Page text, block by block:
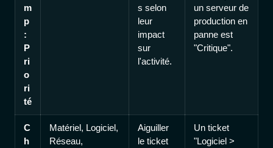
m
p
:
P
ri
o
ri
té
s selon
leur
impact
sur
l'activité.
un serveur de
production en
panne est
"Critique".
C
h
Matériel, Logiciel,
Réseau,
Aiguiller
le ticket
Un ticket
"Logiciel >